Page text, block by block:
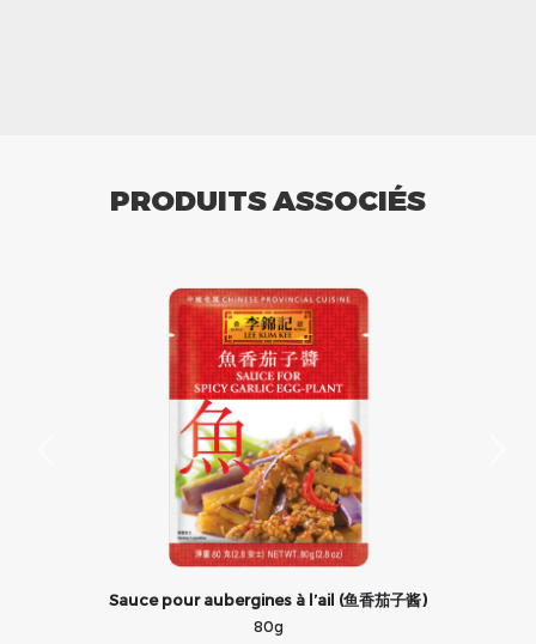
PRODUITS ASSOCIÉS
Sauce pour aubergines à l’ail (鱼香茄子酱)
80g